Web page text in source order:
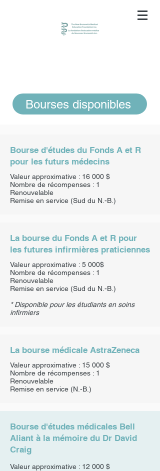
Bourses disponibles
Bourse d'études du Fonds A et R
pour les futurs médecins
Valeur approximative : 16 000 $
Nombre de récompenses : 1
Renouvelable
Remise en service (Sud du N.-B.)
La bourse du Fonds A et R pour
les futures infirmières praticiennes
Valeur approximative : 5 000$
Nombre de récompenses : 1
Renouvelable
Remise en service (Sud du N.-B.)
* Disponible pour les étudiants en soins
infirmiers
La bourse médicale AstraZeneca
Valeur approximative : 15 000 $
Nombre de récompenses : 1
Renouvelable
Remise en service (N.-B.)
Bourse d'études médicales Bell
Aliant à la mémoire du Dr David
Craig
Valeur approximative : 12 000 $